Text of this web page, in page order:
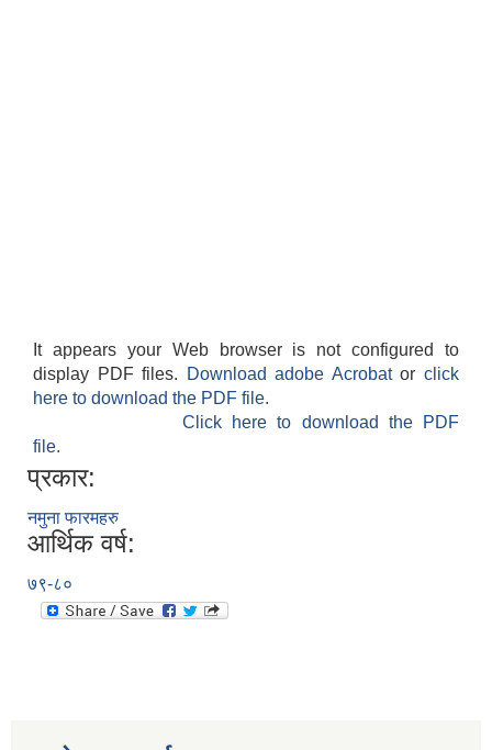
It appears your Web browser is not configured to
display PDF files.
Download adobe Acrobatorclick
here to download the PDF file.
Click here to download the PDF
file.
प्रकार:
नमुना फारमहरु
आर्थिक वर्ष:
७९-८०